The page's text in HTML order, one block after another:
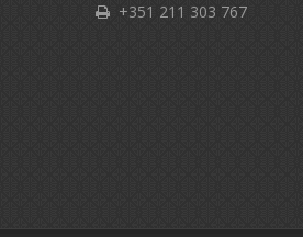
+351 211 303 767